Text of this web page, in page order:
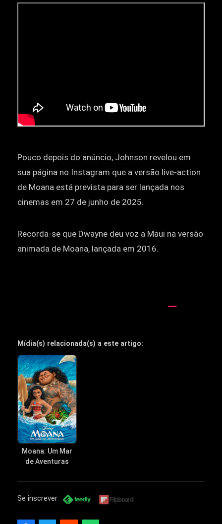
Pouco depois do anúncio, Johnson revelou em
sua página no Instagram que a versão live-action
de Moana está prevista para ser lançada nos
cinemas em 27 de junho de 2025.
Recorda-se que Dwayne deu voz a Maui na versão
animada de Moana, lançada em 2016.
Mídia(s) relacionada(s) a este artigo:
Moana: Um Mar
de Aventuras
Se inscrever